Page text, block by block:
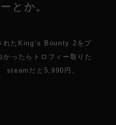
とか。
れたKing’s Bounty 2をプ
ったらトロフィー取りた
steamだと5,990円。